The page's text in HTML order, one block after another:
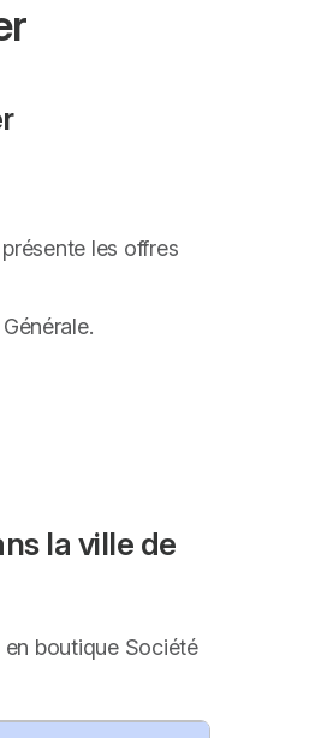
les offres
la ville de
boutique Société